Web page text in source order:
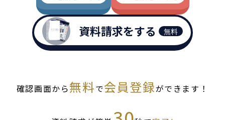
資料請求をする 無料
確認画面から無料で会員登録ができます！